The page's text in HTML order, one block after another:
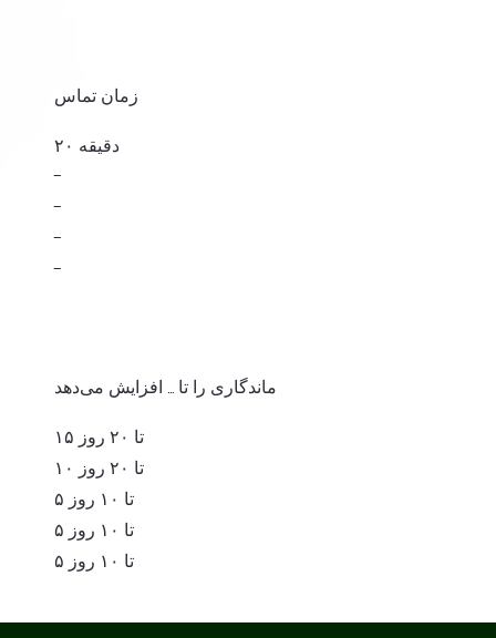
زمان تماس
۲۰ دقیقه
-
-
-
-
ماندگاری را تا ... افزایش می‌دهد
۱۵ تا ۲۰ روز
۱۰ تا ۲۰ روز
۵ تا ۱۰ روز
۵ تا ۱۰ روز
۵ تا ۱۰ روز